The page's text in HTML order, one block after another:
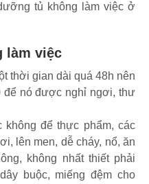
tủ không làm việc ở
làm việc
thời gian dài quá 48h nên
để nó được nghỉ ngơi, thư
không để thực phẩm, các
lên men, dễ cháy, nổ, ăn
không nhất thiết phải
buộc, miếng đệm cho